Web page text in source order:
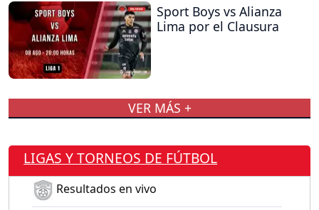
Sport Boys vs Alianza
Lima por el Clausura
VER MÁS +
LIGAS Y TORNEOS DE FÚTBOL
Resultados en vivo